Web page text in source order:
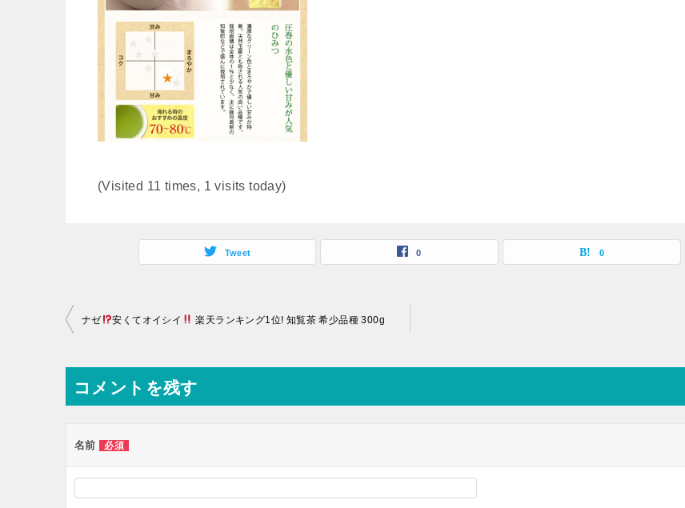
(Visited 11 times, 1 visits today)
Tweet 0 0
投
ナ
ビ
ー
ョ
ナゼ 安くてオイシイ 楽天ランキング1位! 知覧茶 希少品種 300g
コメントを残す
名前 必須